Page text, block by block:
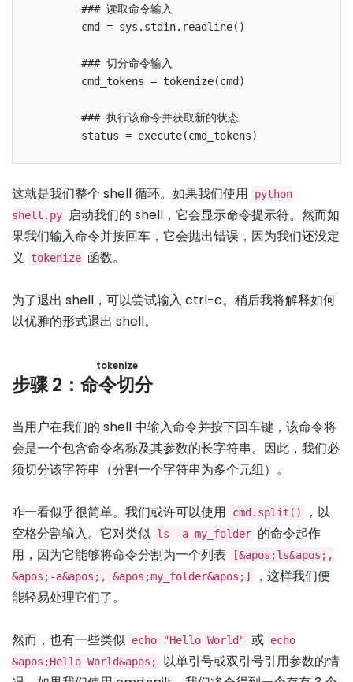
        ### 读取命令输入
        cmd = sys.stdin.readline()
        ### 切分命令输入
        cmd_tokens = tokenize(cmd)
        ### 执行该命令并获取新的状态
这就是我们整个 shell 循环。如果我们使用
python
shell.py 启动我们的 shell，它会显示命令提示符。然而如
果我们输入命令并按回车，它会抛出错误，因为我们还没定
义
tokenize 函数。
为了退出 shell，可以尝试输入 ctrl-c。稍后我将解释如何
以优雅的形式退出 shell。
步骤 2： 命令切分
tokenize
当用户在我们的 shell 中输入命令并按下回车键，该命令将
会是一个包含命令名称及其参数的长字符串。因此，我们必
须切分该字符串（分割一个字符串为多个元组）。
咋一看似乎很简单。我们或许可以使用 cmd.split()
，以
空格分割输入。它对类似 ls -a my_folder 的命令起作
用，因为它能够将命令分割为一个列表
[&apos;ls&apos;,
&apos;-a&apos;, &apos;my_folder&apos;]
，这样我们便
能轻易处理它们了。
然而，也有一些类似 echo "Hello World" 或 echo
&apos;Hello World&apos;
以单引号或双引号引用参数的情